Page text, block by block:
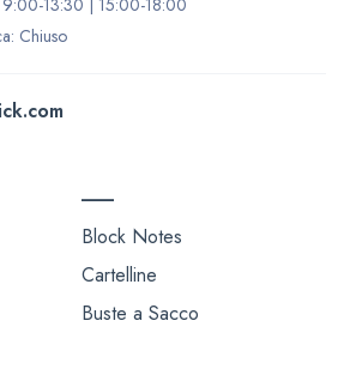
13:30 | 15:00-18:00
Chiuso
Block Notes
Cartelline
Buste a Sacco